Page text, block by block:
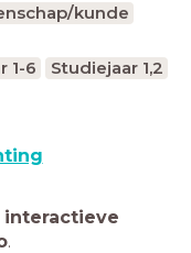
kunde
1-6 Studiejaar 1,2
interactieve
.